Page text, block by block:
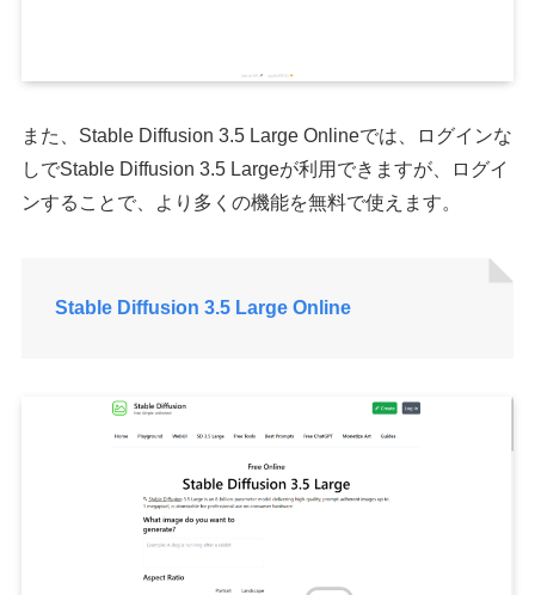
また、Stable Diffusion 3.5 Large Onlineでは、ログインな
しでStable Diffusion 3.5 Largeが利用できますが、ログイ
ンすることで、より多くの機能を無料で使えます。
Stable Diffusion 3.5 Large Online